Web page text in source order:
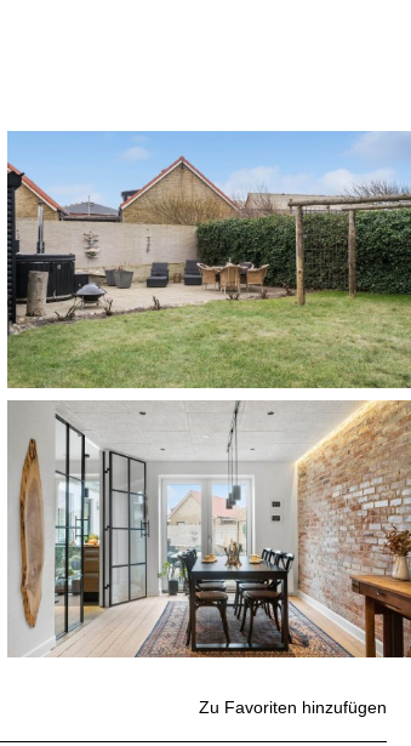
Zu Favoriten hinzufügen